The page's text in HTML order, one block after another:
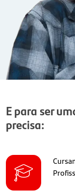
E para ser
precisa: